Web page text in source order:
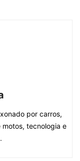
por carros,
tecnologia e